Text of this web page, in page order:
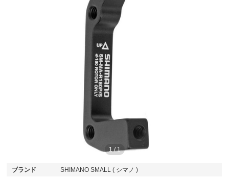
1/1
ブランド
SHIMANO SMALL ( シマノ )